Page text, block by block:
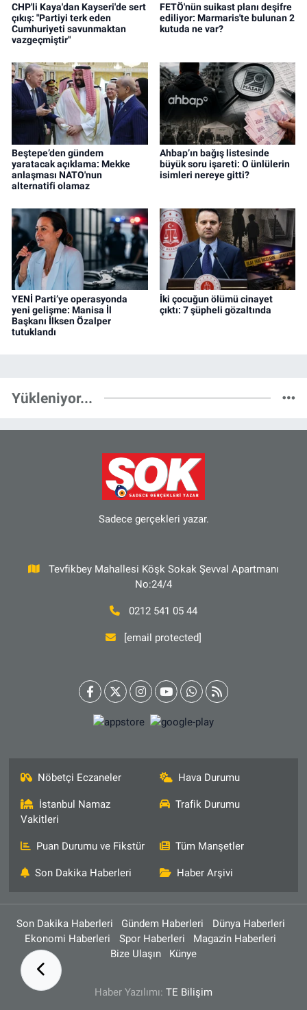
CHP'li Kaya'dan Kayseri'de sert
çıkış: "Partiyi terk eden
Cumhuriyeti savunmaktan
vazgeçmiştir"
FETÖ'nün suikast planı deşifre
ediliyor: Marmaris'te bulunan 2
kutuda ne var?
Beştepe’den gündem
yaratacak açıklama: Mekke
anlaşması NATO'nun
alternatifi olamaz
Ahbap’ın bağış listesinde
büyük soru işareti: O ünlülerin
isimleri nereye gitti?
YENİ Parti’ye operasyonda
yeni gelişme: Manisa İl
Başkanı İlksen Özalper
tutuklandı
İki çocuğun ölümü cinayet
çıktı: 7 şüpheli gözaltında
Yükleniyor...
Sadece gerçekleri yazar.
Tevfikbey Mahallesi Köşk Sokak Şevval Apartmanı
No:24/4
0212 541 05 44
[email protected]
Nöbetçi Eczaneler Hava Durumu
İstanbul Namaz
Vakitleri
Trafik Durumu
Puan Durumu ve Fikstür Tüm Manşetler
Son Dakika Haberleri Haber Arşivi
Son Dakika Haberleri Gündem Haberleri
Dünya Haberleri
Ekonomi Haberleri
Spor Haberleri
Magazin Haberleri
Bize Ulaşın
Künye
Haber Yazılımı: TE Bilişim